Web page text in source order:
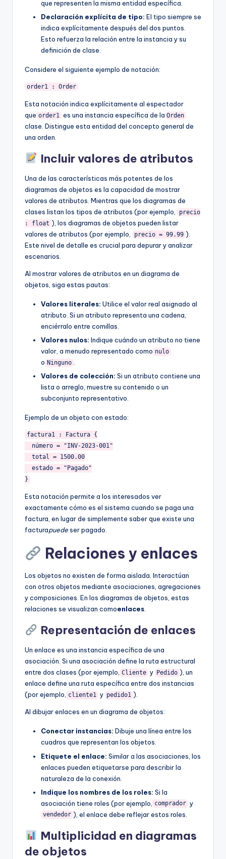
que representen la misma entidad específica.
Declaración explícita de tipo: El tipo siempre se
indica explícitamente después del dos puntos.
Esto refuerza la relación entre la instancia y su
definición de clase.
Considere el siguiente ejemplo de notación:
order1 : Order
Esta notación indica explícitamente al espectador
que order1 es una instancia específica de la Orden
clase. Distingue esta entidad del concepto general de
una orden.
Incluir valores de atributos
Una de las características más potentes de los
diagramas de objetos es la capacidad de mostrar
valores de atributos. Mientras que los diagramas de
clases listan los tipos de atributos (por ejemplo,
precio
: float ), los diagramas de objetos pueden listar
valores de atributos (por ejemplo,
precio = 99.99 ).
Este nivel de detalle es crucial para depurar y analizar
escenarios.
Al mostrar valores de atributos en un diagrama de
objetos, siga estas pautas:
Valores literales: Utilice el valor real asignado al
atributo. Si un atributo representa una cadena,
enciérralo entre comillas.
Valores nulos: Indique cuándo un atributo no tiene
valor, a menudo representado como nulo
o Ninguno .
Valores de colección: Si un atributo contiene una
lista o arreglo, muestre su contenido o un
subconjunto representativo.
Ejemplo de un objeto con estado:
factura1 : Factura {
  número = "INV-2023-001"
  total = 1500.00
  estado = "Pagado"
Esta notación permite a los interesados ver
exactamente cómo es el sistema cuando se paga una
factura, en lugar de simplemente saber que existe una
facturapuedeser pagado.
Relaciones y enlaces
Los objetos no existen de forma aislada. Interactúan
con otros objetos mediante asociaciones, agregaciones
y composiciones. En los diagramas de objetos, estas
relaciones se visualizan comoenlaces.
Representación de enlaces
Un enlace es una instancia específica de una
asociación. Si una asociación define la ruta estructural
entre dos clases (por ejemplo, Cliente y Pedido ), un
enlace define una ruta específica entre dos instancias
(por ejemplo, cliente1 y pedido1 ).
Al dibujar enlaces en un diagrama de objetos:
Conectar instancias: Dibuje una línea entre los
cuadros que representan los objetos.
Etiquete el enlace: Similar a las asociaciones, los
enlaces pueden etiquetarse para describir la
naturaleza de la conexión.
Indique los nombres de los roles: Si la
asociación tiene roles (por ejemplo,
comprador y
vendedor ), el enlace debe reflejar estos roles.
Multiplicidad en diagramas
de objetos